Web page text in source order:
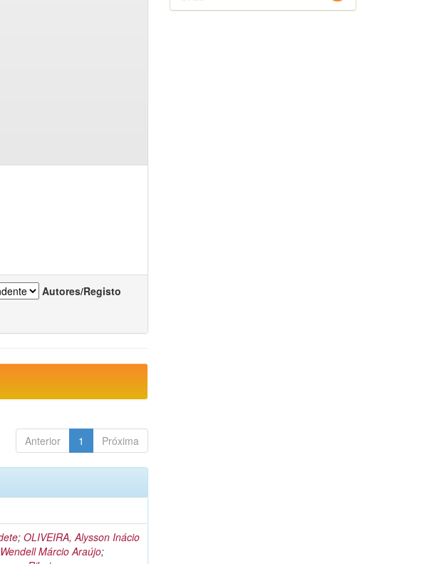
Autores/Registo
Anterior 1 Próxima
;OLIVEIRA, Alysson Inácio
Márcio Araújo;